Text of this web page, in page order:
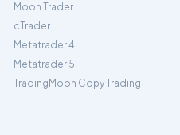
Moon Trader
cTrader
Metatrader 4
Metatrader 5
TradingMoon Copy Trading